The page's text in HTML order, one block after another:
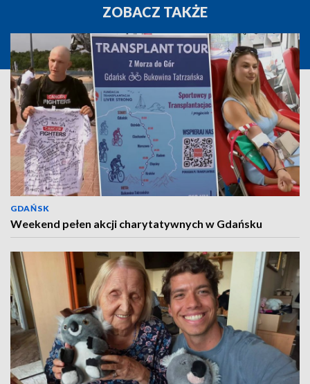
ZOBACZ TAKŻE
GDAŃSK
Weekend pełen akcji charytatywnych w Gdańsku